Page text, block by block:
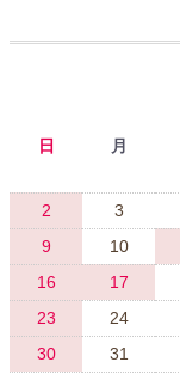
日 月
2
3
9
10
16
17
23
24
30
31